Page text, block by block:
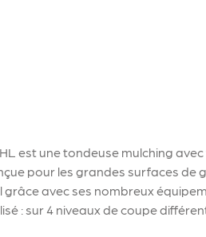
est une tondeuse mulching
pour les grandes surfaces de
avec ses nombreux
: sur 4 niveaux de coupe